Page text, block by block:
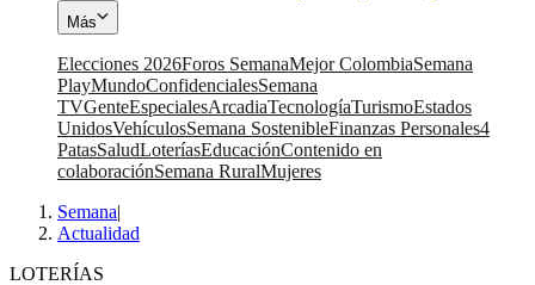
Más
Elecciones 2026Foros SemanaMejor ColombiaSemana
PlayMundoConfidencialesSemana
TVGenteEspecialesArcadiaTecnologíaTurismoEstados
UnidosVehículosSemana SostenibleFinanzas Personales4
PatasSaludLoteríasEducaciónContenido en
colaboraciónSemana RuralMujeres
Semana|
Actualidad
LOTERÍAS